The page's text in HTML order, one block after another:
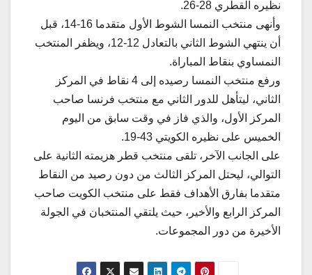
نظيره القطري 28-26.
وأنهى منتخب النمسا الشوط الأول متقدما 16-14، قبل
أن ينتهي الشوط الثاني بالتعادل 12-12، ويظفر المنتخب
النمساوي بنقاط المباراة.
ورفع منتخب النمسا رصيده إلى 4 نقاط في المركز
الثاني، ليتأهل للدور الثاني مع منتخب فرنسا صاحب
المركز الأول، والذي فاز في وقت سابق من اليوم
الخميس على نظيره الكويتي 43-19.
على الجانب الآخر، تلقى منتخب قطر هزيمته الثانية على
التوالي، ليحتل المركز الثالث من دون رصيد من النقاط
متقدما بفارق الأهداف فقط على منتخب الكويت صاحب
المركز الرابع والأخير، حيث يلتقي المنتخبان في الجولة
الأخيرة من دور المجموعات.